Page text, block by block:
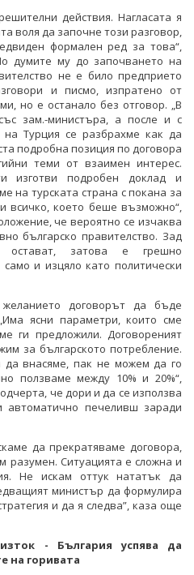
действия. Нагласата я
воля да започне този разговор,
формален ред за това“,
думите му до започването на
не е било предприето
и писмо, изпратено от
но е останало без отговор. „В
зам.-министъра, а после и с
Турция се разбрахме как да
подробна позиция по договора
теми от взаимен интерес.
изготви подробен доклад и
на турската страна с покана за
всичко, което беше възможно“,
че вероятно се изчаква
българско правителство. Зад
остават, затова е грешно
и изцяло като политически
договорът да бъде
ясни параметри, които сме
ги предложили. Договореният
за българското потребление.
внасяме, пак не можем да го
ползваме между 10% и 20%“,
че дори и да се използва
автоматично печеливш заради
да прекратяваме договора,
разумен. Ситуацията е сложна и
Не искам оттук нататък да
министър да формулира
и да я следва”, каза още
- България успява да
на горивата